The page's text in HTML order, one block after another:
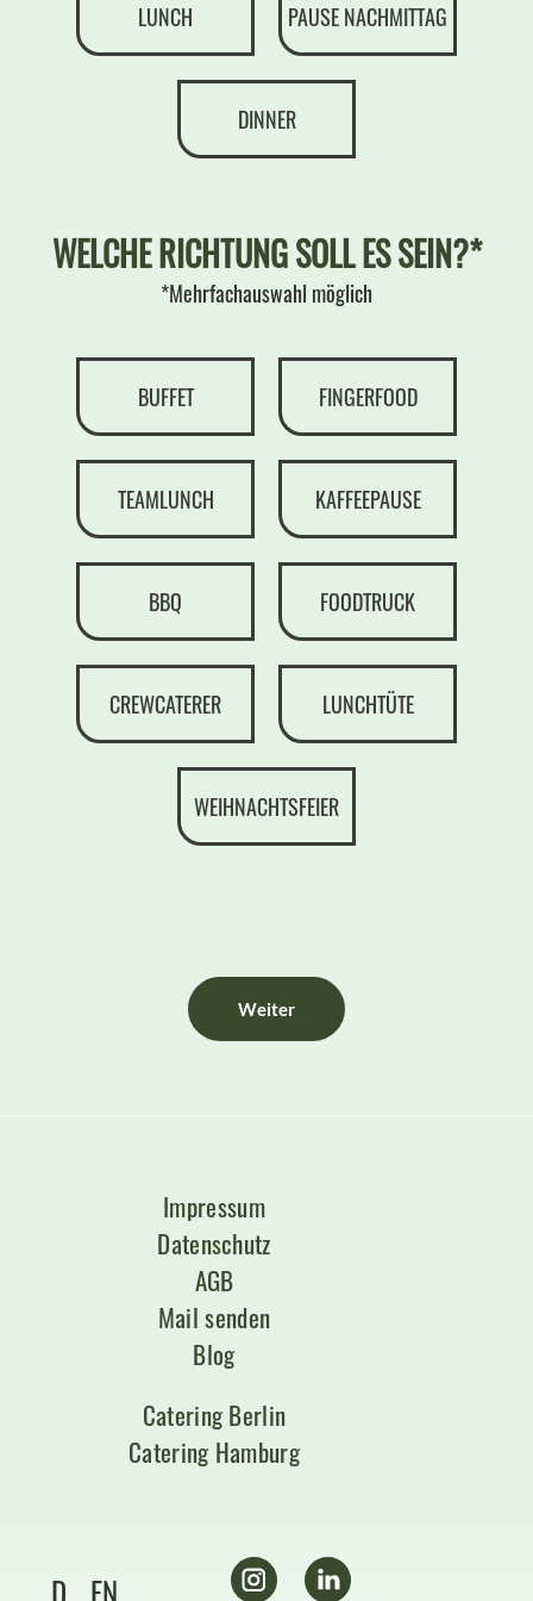
LUNCH PAUSE NACHMITTAG
DINNER
WELCHE RICHTUNG SOLL ES SEIN?*
*Mehrfachauswahl möglich
BUFFET FINGERFOOD
TEAMLUNCH KAFFEEPAUSE
BBQ FOODTRUCK
CREWCATERER LUNCHTÜTE
WEIHNACHTSFEIER
Weiter
Impressum
Datenschutz
AGB
Mail senden
Blog
Catering Berlin
Catering Hamburg
D EN